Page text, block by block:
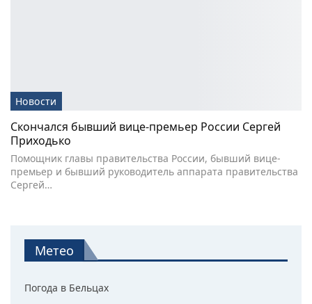
Новости
Скончался бывший вице-премьер России Сергей
Приходько
Помощник главы правительства России, бывший вице-
премьер и бывший руководитель аппарата правительства
Сергей…
Метео
Погода в Бельцах